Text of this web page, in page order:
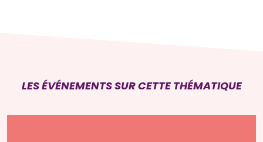
LES ÉVÉNEMENTS SUR CETTE THÉMATIQUE